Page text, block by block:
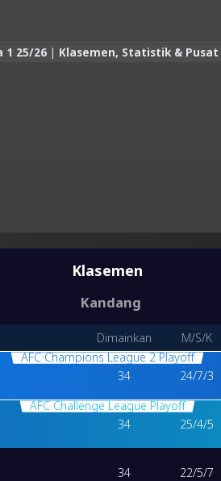
1 25/26 | Klasemen, Statistik &
Klasemen
Kandang
Dimainkan M/S/K
AFC Champions League 2 Playoff
34 24/7/3
AFC Challenge League Playoff
34 25/4/5
34 22/5/7